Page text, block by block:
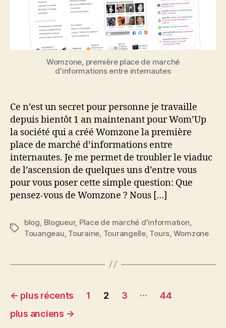
Womzone, première place de marché
d'informations entre internautes
Ce n’est un secret pour personne je travaille
depuis bientôt 1 an maintenant pour Wom’Up
la société qui a créé Womzone la première
place de marché d’informations entre
internautes. Je me permet de troubler le viaduc
de l’ascension de quelques uns d’entre vous
pour vous poser cette simple question: Que
pensez-vous de Womzone ? Nous […]
Étiquettes
blog Blogueur, Place de marché d'information
Touangeau Touraine Tourangelle, Tours Womzone
Navigation
des
← plus récents 1 2 3 …
44
plus anciens →